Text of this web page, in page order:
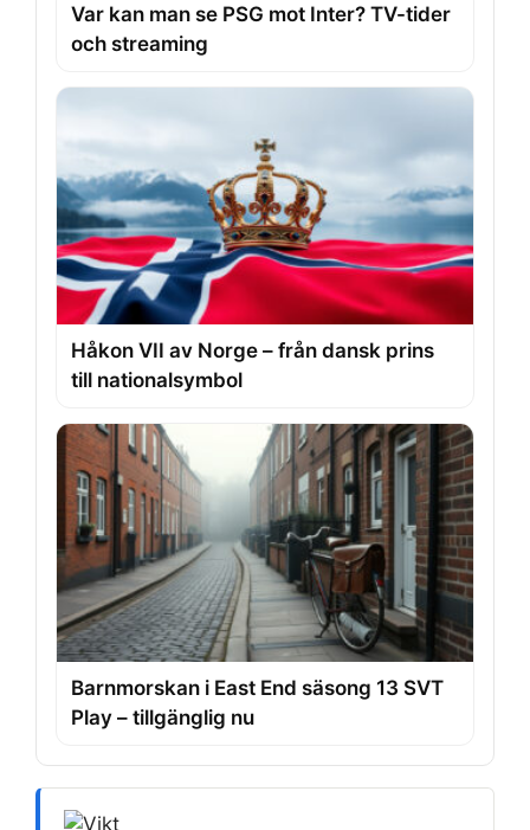
Var kan man se PSG mot Inter? TV-tider
och streaming
Håkon VII av Norge – från dansk prins
till nationalsymbol
Barnmorskan i East End säsong 13 SVT
Play – tillgänglig nu